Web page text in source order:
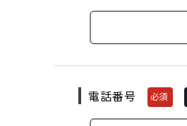
電話番号 必須